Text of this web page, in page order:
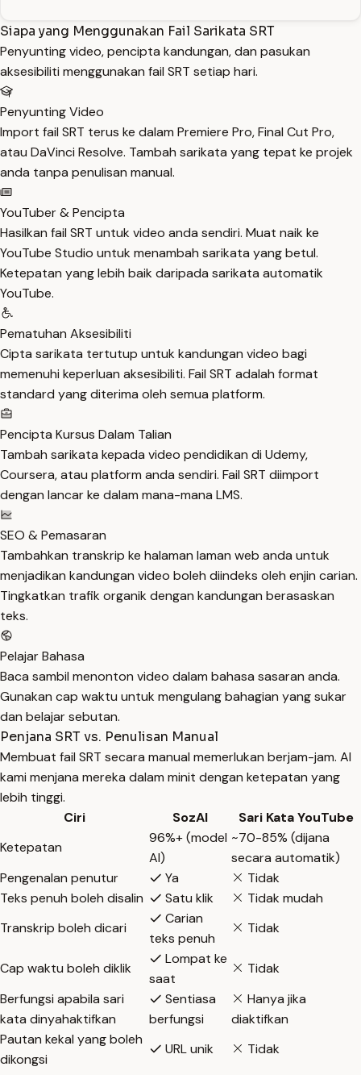
Siapa yang Menggunakan Fail Sarikata SRT
Penyunting video, pencipta kandungan, dan pasukan
aksesibiliti menggunakan fail SRT setiap hari.
Penyunting Video
Import fail SRT terus ke dalam Premiere Pro, Final Cut Pro,
atau DaVinci Resolve. Tambah sarikata yang tepat ke projek
anda tanpa penulisan manual.
YouTuber & Pencipta
Hasilkan fail SRT untuk video anda sendiri. Muat naik ke
YouTube Studio untuk menambah sarikata yang betul.
Ketepatan yang lebih baik daripada sarikata automatik
YouTube.
Pematuhan Aksesibiliti
Cipta sarikata tertutup untuk kandungan video bagi
memenuhi keperluan aksesibiliti. Fail SRT adalah format
standard yang diterima oleh semua platform.
Pencipta Kursus Dalam Talian
Tambah sarikata kepada video pendidikan di Udemy,
Coursera, atau platform anda sendiri. Fail SRT diimport
dengan lancar ke dalam mana-mana LMS.
SEO & Pemasaran
Tambahkan transkrip ke halaman laman web anda untuk
menjadikan kandungan video boleh diindeks oleh enjin carian.
Tingkatkan trafik organik dengan kandungan berasaskan
teks.
Pelajar Bahasa
Baca sambil menonton video dalam bahasa sasaran anda.
Gunakan cap waktu untuk mengulang bahagian yang sukar
dan belajar sebutan.
Penjana SRT vs. Penulisan Manual
Membuat fail SRT secara manual memerlukan berjam-jam. AI
kami menjana mereka dalam minit dengan ketepatan yang
lebih tinggi.
Ciri
SozAI
Sari Kata YouTube
Ketepatan
96%+ (model
AI)
~70-85% (dijana
secara automatik)
Pengenalan penutur
Ya
Tidak
Teks penuh boleh disalin
Satu klik
Tidak mudah
Transkrip boleh dicari
Carian
teks penuh
Tidak
Cap waktu boleh diklik
Lompat ke
saat
Tidak
Berfungsi apabila sari
kata dinyahaktifkan
Sentiasa
berfungsi
Hanya jika
diaktifkan
Pautan kekal yang boleh
dikongsi
URL unik
Tidak